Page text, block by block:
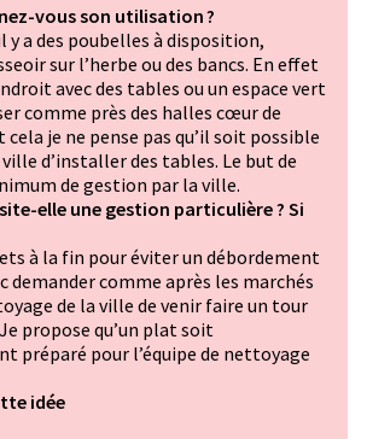
vous son utilisation ?
y a des poubelles à disposition,
sur l’herbe ou des bancs. En effet
avec des tables ou un espace vert
comme près des halles cœur de
cela je ne pense pas qu’il soit possible
d’installer des tables. Le but de
de gestion par la ville.
elle une gestion particulière ? Si
à la fin pour éviter un débordement
demander comme après les marchés
de la ville de venir faire un tour
propose qu’un plat soit
préparé pour l’équipe de nettoyage
idée